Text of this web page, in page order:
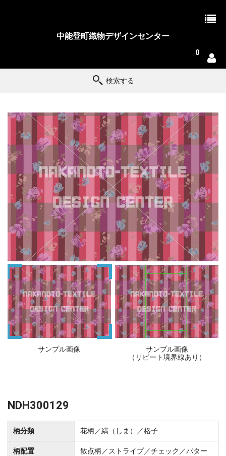
中能登町織物デザインセンター
0
検索する
サンプル画像
サンプル画像
（リピート境界線あり）
NDH300129
柄分類 花柄／縞（しま）／格子
柄配置
散点柄／ストライプ／チェック／パター